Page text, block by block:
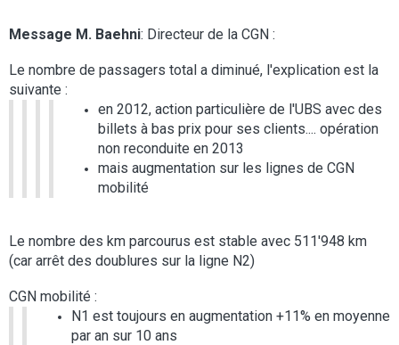
Message M. Baehni: Directeur de la CGN :
Le nombre de passagers total a diminué, l'explication est la
suivante :
en 2012, action particulière de l'UBS avec des
billets à bas prix pour ses clients.... opération
non reconduite en 2013
mais augmentation sur les lignes de CGN
mobilité
Le nombre des km parcourus est stable avec 511'948 km
(car arrêt des doublures sur la ligne N2)
CGN mobilité :
N1 est toujours en augmentation +11% en moyenne
par an sur 10 ans